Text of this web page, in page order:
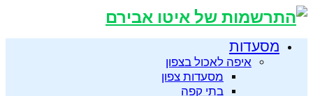
מסעדות
איפה לאכול בצפון
מסעדות צפון
בתי קפה